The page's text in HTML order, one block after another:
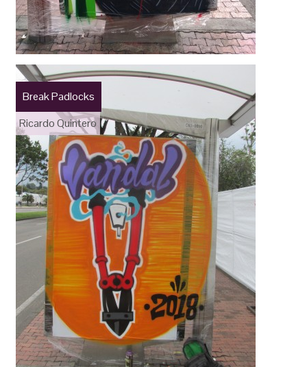
Break Padlocks
Ricardo Quintero